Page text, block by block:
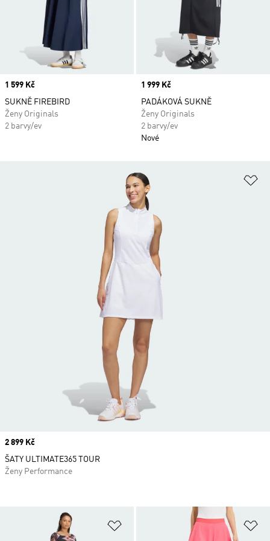
Price
1 599 Kč
SUKNĚ FIREBIRD
Ženy Originals
2 barvy/ev
Price
1 999 Kč
PADÁKOVÁ SUKNĚ
Ženy Originals
2 barvy/ev
Nové
Přidat do seznamu přání
Price
2 899 Kč
ŠATY ULTIMATE365 TOUR
Ženy Performance